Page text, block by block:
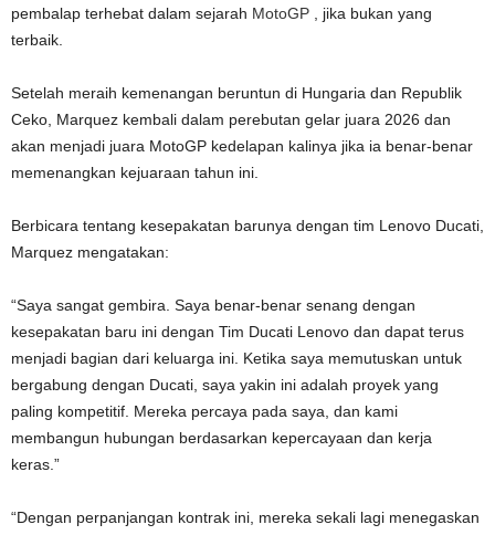
pembalap terhebat dalam sejarah MotoGP , jika bukan yang
terbaik.
Setelah meraih kemenangan beruntun di Hungaria dan Republik
Ceko, Marquez kembali dalam perebutan gelar juara 2026 dan
akan menjadi juara MotoGP kedelapan kalinya jika ia benar-benar
memenangkan kejuaraan tahun ini.
Berbicara tentang kesepakatan barunya dengan tim Lenovo Ducati,
Marquez mengatakan:
“Saya sangat gembira. Saya benar-benar senang dengan
kesepakatan baru ini dengan Tim Ducati Lenovo dan dapat terus
menjadi bagian dari keluarga ini. Ketika saya memutuskan untuk
bergabung dengan Ducati, saya yakin ini adalah proyek yang
paling kompetitif. Mereka percaya pada saya, dan kami
membangun hubungan berdasarkan kepercayaan dan kerja
keras.”
“Dengan perpanjangan kontrak ini, mereka sekali lagi menegaskan